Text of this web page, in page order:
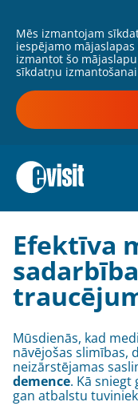
Mēs izmantojam
iespējamo
izmantot šo
sīkdatņu izmantošanai
Efektīva
Mūsdienās, kad
nāvējošas slimības,
neizārstējamas
demence. Kā
gan atbalstu